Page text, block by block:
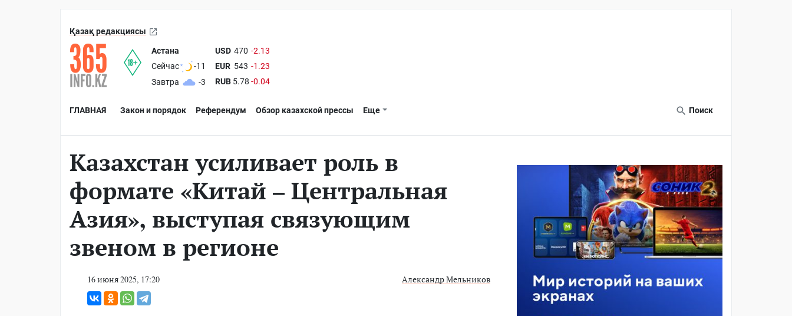
Қазақ редакциясы
Астана
Сейчас
-11
Завтра
-3
USD 470 -2.13
EUR 543 -1.23
RUB 5.78 -0.04
ГЛАВНАЯ Закон и порядок Референдум Обзор казахской прессы Еще Поиск
Казахстан усиливает роль в
формате «Китай – Центральная
Азия», выступая связующим
звеном в регионе
16 июня 2025, 17:20 Александр Мельников